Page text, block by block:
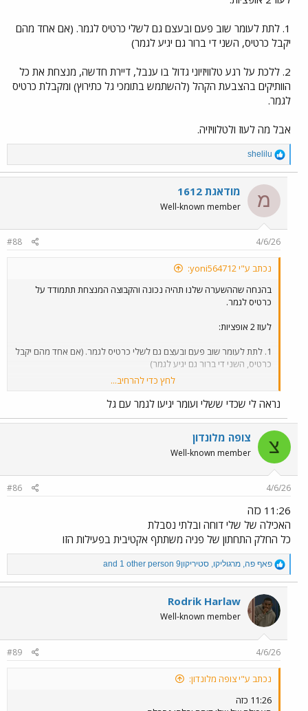
1. לתת לעומר שוב פעם ובעצם גם לשלי כרטיס לגמר. (אם אחד מהם
יקבל כרטיס, השני די ברור גם יגיע לגמר)
2. ללכת על רגע טלוויזיוני גדול בו ענבל, דיירת חדשה, מנצחת את כל
הוותיקים בהצבעת הקהל (להשתמש בתומכי גל כתירוץ) ומקבלת כרטיס
לגמר.
אבל מה לעוז ולטלוויזיה.
R
e
a
c
o
n
s
shelilu
מ מודאגת 1612
Well-known member
4/6/26
#88
נכתב ע"י yoni564712:
בהנחה שההשערה שלנו תהיה נכונה והקבוצה המנצחת תתמודד על
כרטיס לגמר.
לעוז 2 אופציות:
1. לתת לעומר שוב פעם ובעצם גם לשלי כרטיס לגמר. (אם אחד מהם יקבל
כרטיס, השני די ברור גם יגיע לגמר)
2. ללכת על רגע טלוויזיוני גדול בו ענבל, דיירת חדשה, מנצחת את כל
הוותיקים בהצבעת הקהל (להשתמש בתומכי גל כתירוץ) ומקבלת כרטיס
אבל מה לעוז ולטלוויזיה.
לחץ כדי להרחיב...
נראה לי שכדי ששלי ועומר יגיעו לגמר עם גל
צ צופה מלונדון
Well-known member
4/6/26
#86
11:26 כזה
האכילה של שלי דוחה ובלתי נסבלת
כל החלק התחתון של פניה משתתף אקטיבית בפעילות הזו
R
e
a
c
t
i
o
n
s
פאף פה, מרגוליקו, סטיריקון9
Rodrik Harlaw
Well-known member
4/6/26
#89
נכתב ע"י צופה מלונדון:
11:26 כזה